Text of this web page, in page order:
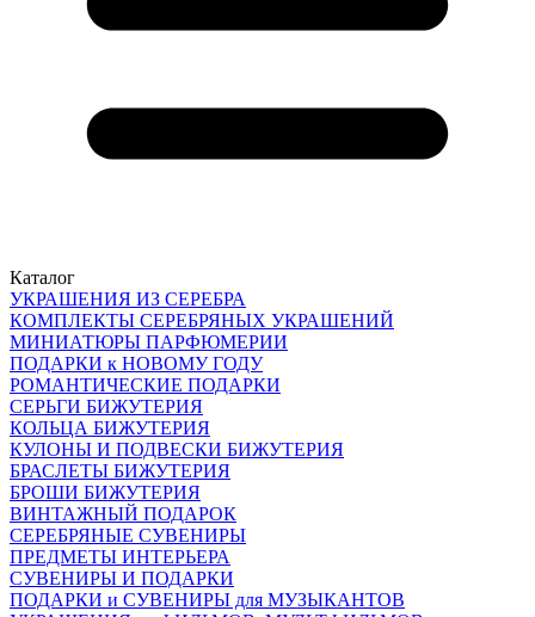
Каталог
УКРАШЕНИЯ ИЗ СЕРЕБРА
КОМПЛЕКТЫ СЕРЕБРЯНЫХ УКРАШЕНИЙ
МИНИАТЮРЫ ПАРФЮМЕРИИ
ПОДАРКИ к НОВОМУ ГОДУ
РОМАНТИЧЕСКИЕ ПОДАРКИ
СЕРЬГИ БИЖУТЕРИЯ
КОЛЬЦА БИЖУТЕРИЯ
КУЛОНЫ И ПОДВЕСКИ БИЖУТЕРИЯ
БРАСЛЕТЫ БИЖУТЕРИЯ
БРОШИ БИЖУТЕРИЯ
ВИНТАЖНЫЙ ПОДАРОК
СЕРЕБРЯНЫЕ СУВЕНИРЫ
ПРЕДМЕТЫ ИНТЕРЬЕРА
СУВЕНИРЫ И ПОДАРКИ
ПОДАРКИ и СУВЕНИРЫ для МУЗЫКАНТОВ